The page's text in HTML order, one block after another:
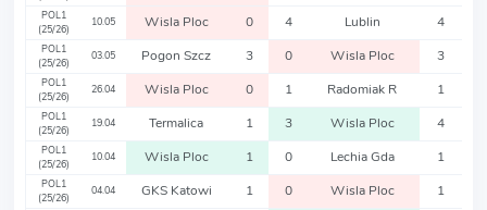
POL1
(25/26)
10.05 Wisla Ploc 0 4 Lublin 4
POL1
(25/26)
03.05 Pogon Szcz 3 0 Wisla Ploc 3
POL1
(25/26)
26.04 Wisla Ploc 0 1 Radomiak R 1
POL1
(25/26)
19.04 Termalica 1 3 Wisla Ploc 4
POL1
(25/26)
10.04 Wisla Ploc 1 0 Lechia Gda 1
POL1
(25/26)
04.04 GKS Katowi 1 0 Wisla Ploc 1